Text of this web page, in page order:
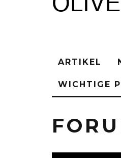
ARTIKEL
WICHTIGE